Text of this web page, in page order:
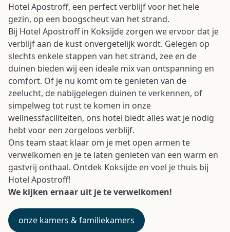
Hotel Apostroff, een perfect verblijf voor het hele
gezin, op een boogscheut van het strand.
Bij Hotel Apostroff in Koksijde zorgen we ervoor dat je
verblijf aan de kust onvergetelijk wordt. Gelegen op
slechts enkele stappen van het strand, zee en de
duinen bieden wij een ideale mix van ontspanning en
comfort. Of je nu komt om te genieten van de
zeelucht, de nabijgelegen duinen te verkennen, of
simpelweg tot rust te komen in onze
wellnessfaciliteiten, ons hotel biedt alles wat je nodig
hebt voor een zorgeloos verblijf.
Ons team staat klaar om je met open armen te
verwelkomen en je te laten genieten van een warm en
gastvrij onthaal. Ontdek Koksijde en voel je thuis bij
Hotel Apostroff!
We kijken ernaar uit je te verwelkomen!
onze kamers & familiekamers